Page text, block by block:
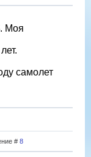
Моя
самолет
# 8